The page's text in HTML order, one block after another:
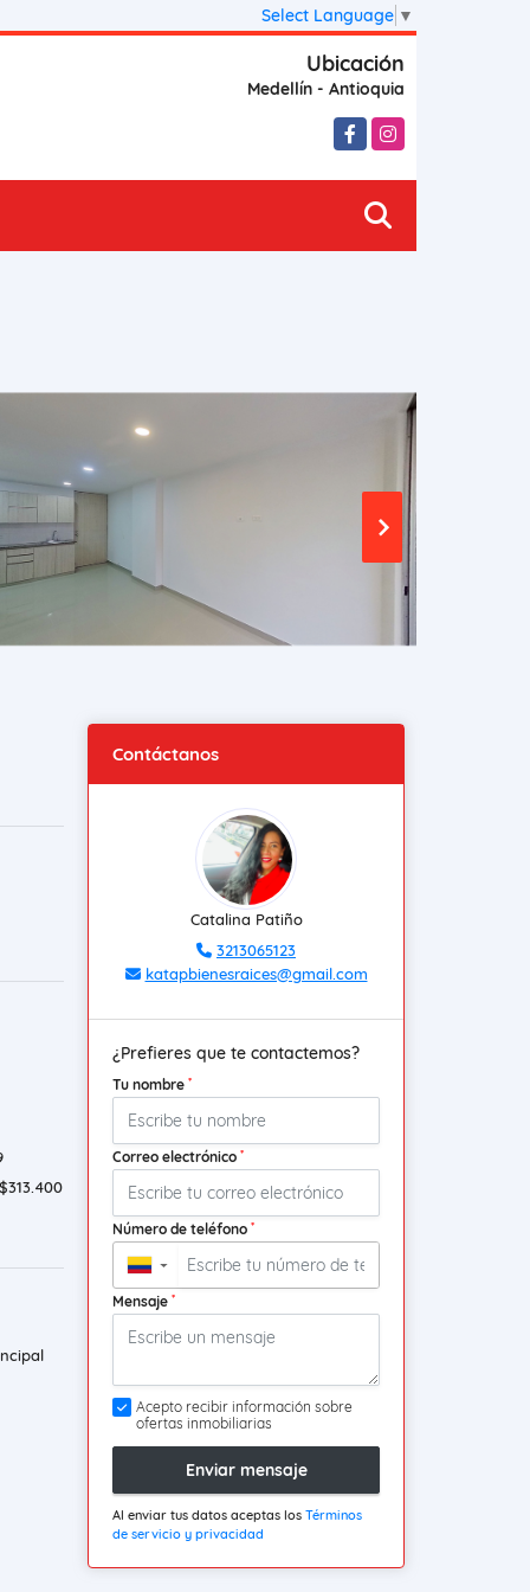
Select Language ▼
Ubicación
Medellín - Antioquia
FacebookInstagram
Contáctanos
Catalina Patiño
3213065123
katapbienesraices@gmail.com
¿Prefieres que te contactemos?
Tu nombre *
Correo electrónico *
Número de teléfono *
▼
Mensaje *
Acepto recibir información sobre
ofertas inmobiliarias
Enviar mensaje
Al enviar tus datos aceptas los Términos
de servicio y privacidad